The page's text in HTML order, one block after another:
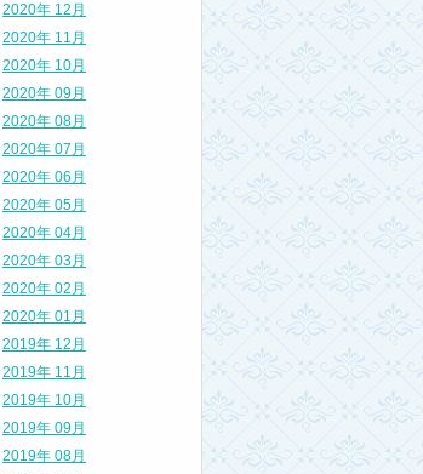
2020年 12月
2020年 11月
2020年 10月
2020年 09月
2020年 08月
2020年 07月
2020年 06月
2020年 05月
2020年 04月
2020年 03月
2020年 02月
2020年 01月
2019年 12月
2019年 11月
2019年 10月
2019年 09月
2019年 08月